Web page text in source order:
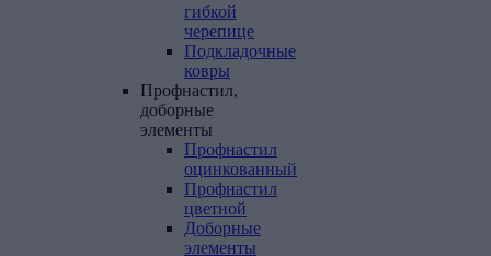
гибкой
черепице
Подкладочные
ковры
Профнастил,
доборные
элементы
Профнастил
оцинкованный
Профнастил
цветной
Доборные
элементы